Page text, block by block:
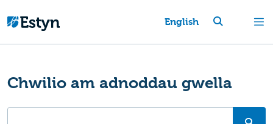
English
Chwilio am adnoddau gwella